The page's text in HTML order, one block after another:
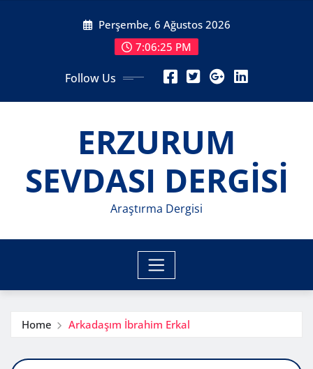
Perşembe, 6 Ağustos 2026
7:06:27 PM
Follow Us
ERZURUM
SEVDASI DERGİSİ
Araştırma Dergisi
Home Arkadaşım İbrahim Erkal